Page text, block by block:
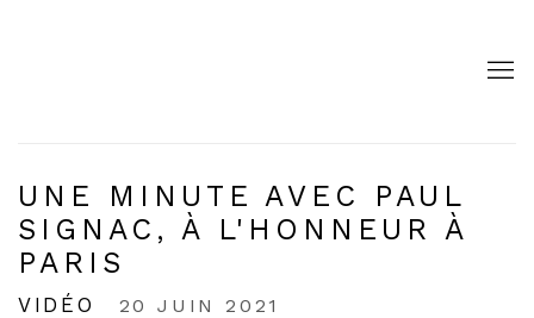
UNE MINUTE AVEC PAUL
SIGNAC, À L'HONNEUR À
PARIS
VIDÉO 20 JUIN 2021